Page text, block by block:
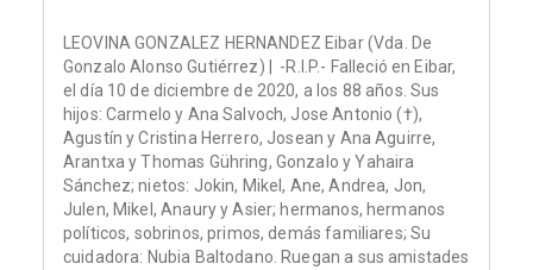
LEOVINA GONZALEZ HERNANDEZ Eibar (Vda. De
Gonzalo Alonso Gutiérrez) | -R.I.P.- Falleció en Eibar,
el día 10 de diciembre de 2020, a los 88 años. Sus
hijos: Carmelo y Ana Salvoch, Jose Antonio (†),
Agustín y Cristina Herrero, Josean y Ana Aguirre,
Arantxa y Thomas Gühring, Gonzalo y Yahaira
Sánchez; nietos: Jokin, Mikel, Ane, Andrea, Jon,
Julen, Mikel, Anaury y Asier; hermanos, hermanos
políticos, sobrinos, primos, demás familiares; Su
cuidadora: Nubia Baltodano. Ruegan a sus amistades